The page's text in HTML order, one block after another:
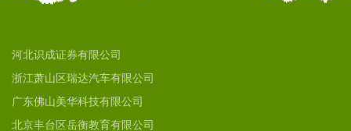
河北识成证券有限公司
浙江萧山区瑞达汽车有限公司
广东佛山美华科技有限公司
北京丰台区岳衡教育有限公司